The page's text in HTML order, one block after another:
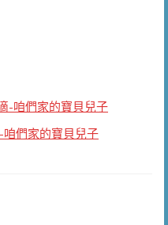
-咱們家的寶貝兒子
們家的寶貝兒子